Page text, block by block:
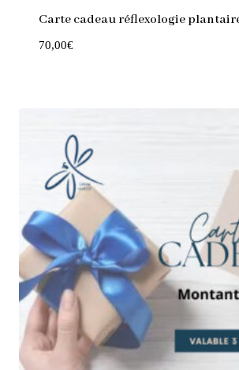
Carte cadeau réflexologie
70,00€